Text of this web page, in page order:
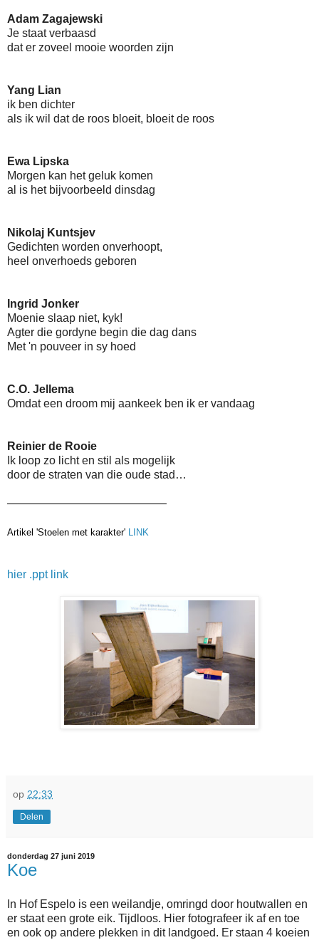
Adam Zagajewski
Je staat verbaasd
dat er zoveel mooie woorden zijn
Yang Lian
ik ben dichter
als ik wil dat de roos bloeit, bloeit de roos
Ewa Lipska
Morgen kan het geluk komen
al is het bijvoorbeeld dinsdag
Nikolaj Kuntsjev
Gedichten worden onverhoopt,
heel onverhoeds geboren
Ingrid Jonker
Moenie slaap niet, kyk!
Agter die gordyne begin die dag dans
Met 'n pouveer in sy hoed
C.O. Jellema
Omdat een droom mij aankeek ben ik er vandaag
Reinier de Rooie
Ik loop zo licht en stil als mogelijk
door de straten van die oude stad…
——————————————
Artikel 'Stoelen met karakter' LINK
hier .ppt link
op 22:33
Delen
donderdag 27 juni 2019
Koe
In Hof Espelo is een weilandje, omringd door houtwallen en
er staat een grote eik. Tijdloos. Hier fotografeer ik af en toe
en ook op andere plekken in dit landgoed. Er staan 4 koeien